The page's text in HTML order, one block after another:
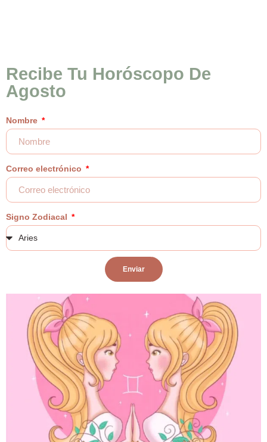
Recibe Tu Horóscopo De
Agosto
Nombre
Correo electrónico
Signo Zodiacal
Enviar